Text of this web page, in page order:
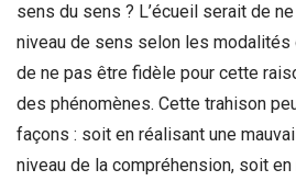
sens du sens ? L’écueil serait de
niveau de sens selon les
de ne pas être fidèle pour cette
des phénomènes. Cette trahison
façons : soit en réalisant une
niveau de la compréhension, soit